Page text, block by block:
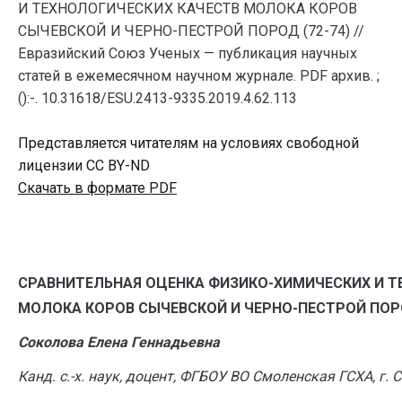
И ТЕХНОЛОГИЧЕСКИХ КАЧЕСТВ МОЛОКА КОРОВ
СЫЧЕВСКОЙ И ЧЕРНО-ПЕСТРОЙ ПОРОД (72-74) //
Евразийский Союз Ученых — публикация научных
статей в ежемесячном научном журнале. PDF архив. ;
():-. 10.31618/ESU.2413-9335.2019.4.62.113
Представляется читателям на условиях свободной
лицензии CC BY-ND
Скачать в формате PDF
СРАВНИТЕЛЬНАЯ ОЦЕНКА ФИЗИКО-ХИМИЧЕСКИХ И
МОЛОКА КОРОВ СЫЧЕВСКОЙ И ЧЕРНО-ПЕСТРОЙ
Соколова Елена Геннадьевна
Канд. с.-х. наук, доцент, ФГБОУ ВО Смоленская ГСХА, г.